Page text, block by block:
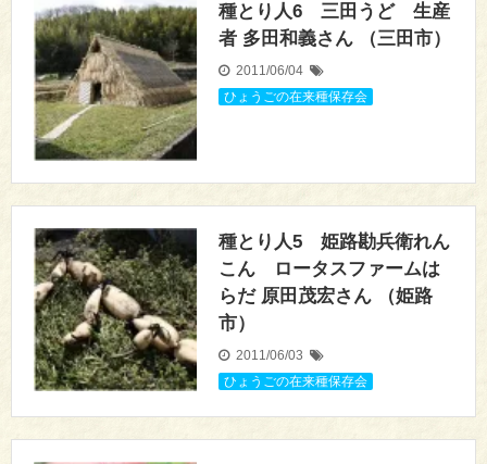
種とり人6 三田うど 生産
者 多田和義さん （三田市）
2011/06/04
ひょうごの在来種保存会
種とり人5 姫路勘兵衛れん
こん ロータスファームは
らだ 原田茂宏さん （姫路
市）
2011/06/03
ひょうごの在来種保存会